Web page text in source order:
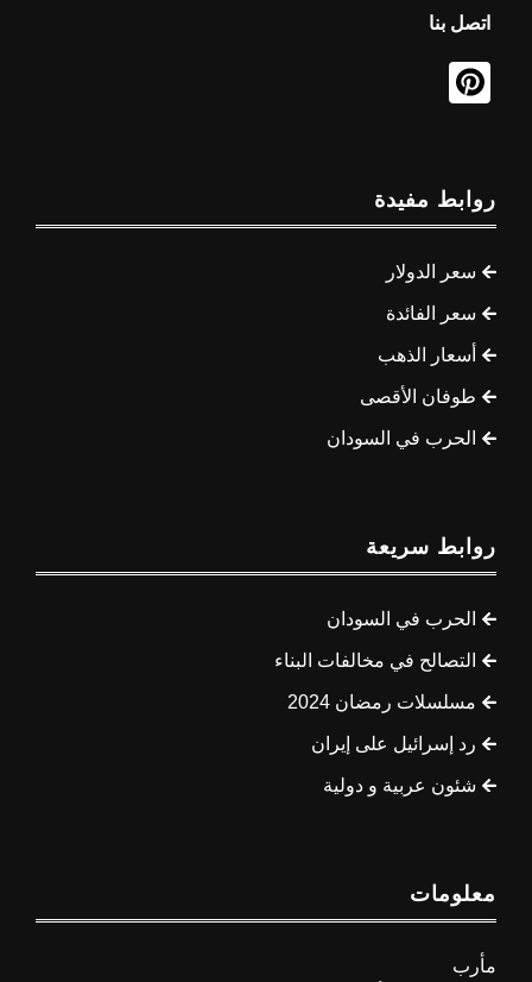
اتصل بنا
روابط مفيدة
سعر الدولار
سعر الفائدة
أسعار الذهب
طوفان الأقصى
الحرب في السودان
روابط سريعة
الحرب في السودان
التصالح في مخالفات البناء
مسلسلات رمضان 2024
رد إسرائيل على إيران
شئون عربية و دولية
معلومات
مأرب